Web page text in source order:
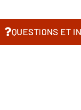
QUESTIONS ET